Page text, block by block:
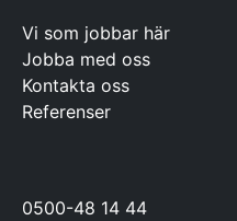
Vi som jobbar här
Jobba med oss
Kontakta oss
Referenser
0500-48 14 44